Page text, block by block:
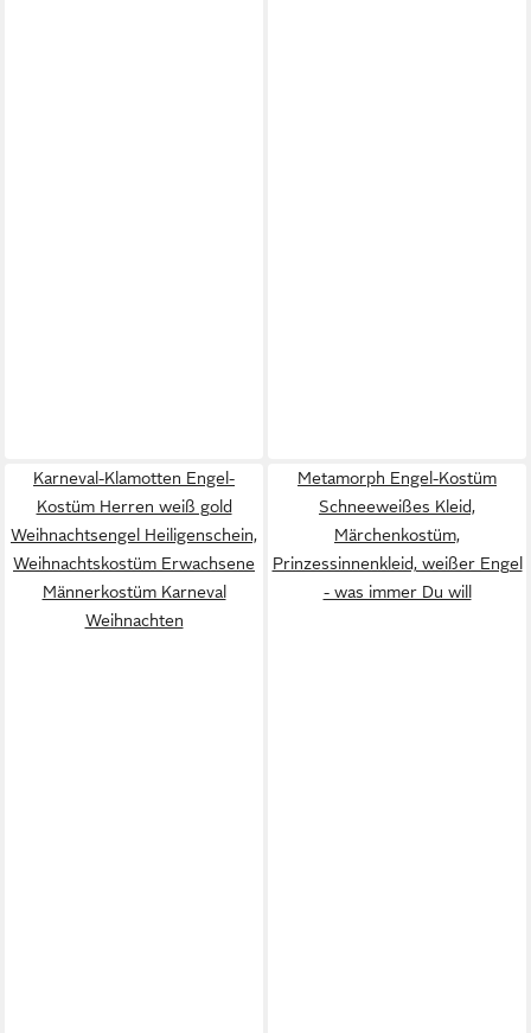
Karneval-Klamotten Engel-
Kostüm Herren weiß gold
Weihnachtsengel Heiligenschein,
Weihnachtskostüm Erwachsene
Männerkostüm Karneval
Weihnachten
Metamorph Engel-Kostüm
Schneeweißes Kleid,
Märchenkostüm,
Prinzessinnenkleid, weißer Engel
- was immer Du will